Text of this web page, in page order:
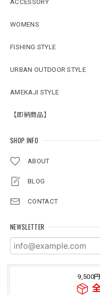
ACCESSORY
WOMENS
FISHING STYLE
URBAN OUTDOOR STYLE
AMEKAJI STYLE
【即納商品】
SHOP INFO
ABOUT
BLOG
CONTACT
NEWSLETTER
9,500